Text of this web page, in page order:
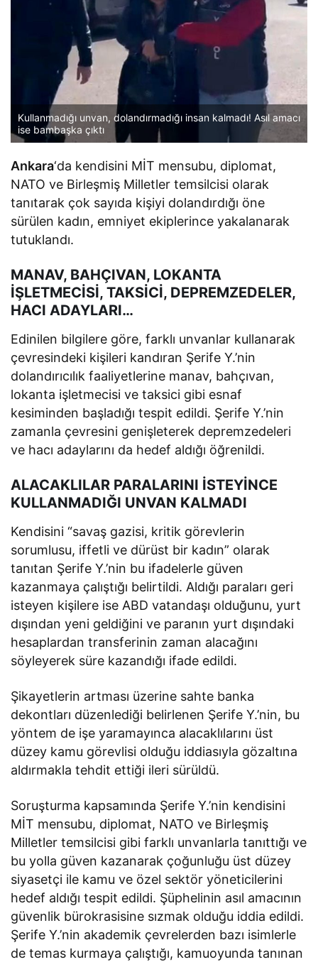
Kullanmadığı unvan, dolandırmadığı insan kalmadı! Asıl amacı
ise bambaşka çıktı
Ankara‘da kendisini MİT mensubu, diplomat,
NATO ve Birleşmiş Milletler temsilcisi olarak
tanıtarak çok sayıda kişiyi dolandırdığı öne
sürülen kadın, emniyet ekiplerince yakalanarak
tutuklandı.
MANAV, BAHÇIVAN, LOKANTA
İŞLETMECİSİ, TAKSİCİ, DEPREMZEDELER,
HACI ADAYLARI…
Edinilen bilgilere göre, farklı unvanlar kullanarak
çevresindeki kişileri kandıran Şerife Y.’nin
dolandırıcılık faaliyetlerine manav, bahçıvan,
lokanta işletmecisi ve taksici gibi esnaf
kesiminden başladığı tespit edildi. Şerife Y.’nin
zamanla çevresini genişleterek depremzedeleri
ve hacı adaylarını da hedef aldığı öğrenildi.
ALACAKLILAR PARALARINI İSTEYİNCE
KULLANMADIĞI UNVAN KALMADI
Kendisini “savaş gazisi, kritik görevlerin
sorumlusu, iffetli ve dürüst bir kadın” olarak
tanıtan Şerife Y.’nin bu ifadelerle güven
kazanmaya çalıştığı belirtildi. Aldığı paraları geri
isteyen kişilere ise ABD vatandaşı olduğunu, yurt
dışından yeni geldiğini ve paranın yurt dışındaki
hesaplardan transferinin zaman alacağını
söyleyerek süre kazandığı ifade edildi.
Şikayetlerin artması üzerine sahte banka
dekontları düzenlediği belirlenen Şerife Y.’nin, bu
yöntem de işe yaramayınca alacaklılarını üst
düzey kamu görevlisi olduğu iddiasıyla gözaltına
aldırmakla tehdit ettiği ileri sürüldü.
Soruşturma kapsamında Şerife Y.’nin kendisini
MİT mensubu, diplomat, NATO ve Birleşmiş
Milletler temsilcisi gibi farklı unvanlarla tanıttığı ve
bu yolla güven kazanarak çoğunluğu üst düzey
siyasetçi ile kamu ve özel sektör yöneticilerini
hedef aldığı tespit edildi. Şüphelinin asıl amacının
güvenlik bürokrasisine sızmak olduğu iddia edildi.
Şerife Y.’nin akademik çevrelerden bazı isimlerle
de temas kurmaya çalıştığı, kamuoyunda tanınan